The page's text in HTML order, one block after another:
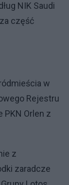
NIK Saudi
część
w
Rejestru
PKN Orlen z
z
zaradcze